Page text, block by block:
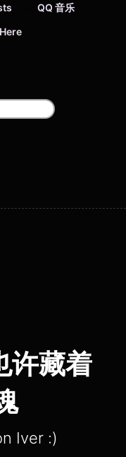
QQ 音乐
许藏着
Iver :)